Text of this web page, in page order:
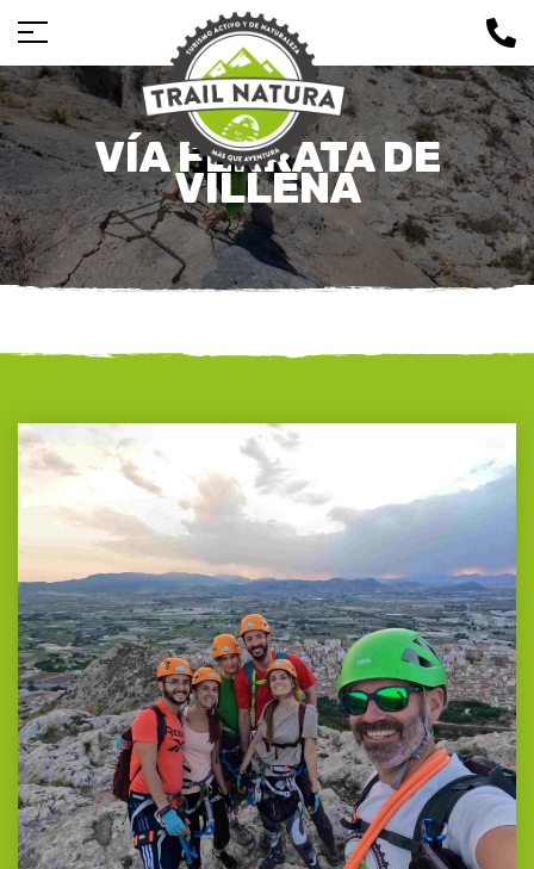
VÍA FERRATA DE
VILLENA